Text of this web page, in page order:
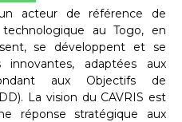
acteur de référence de
au Togo, en
se développent et se
innovantes, adaptées aux
aux Objectifs de
La vision du CAVRIS est
réponse stratégique aux